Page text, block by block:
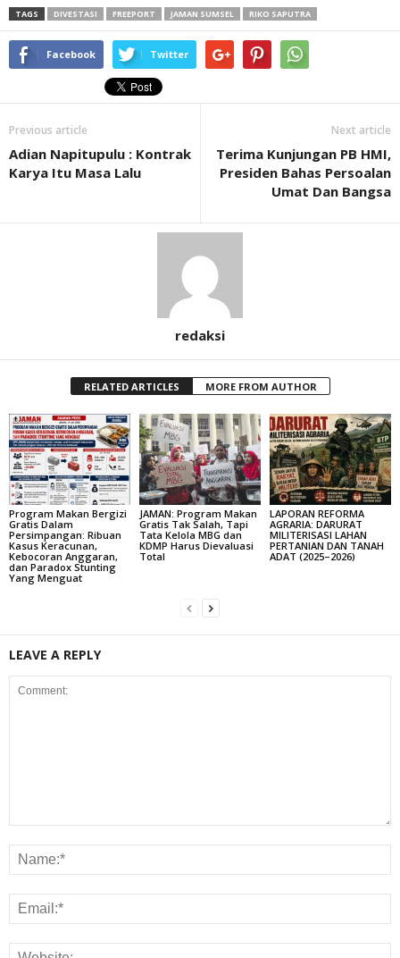
TAGS DIVESTASI FREEPORT JAMAN SUMSEL RIKO SAPUTRA
Facebook Twitter
Previous article
Adian Napitupulu : Kontrak
Karya Itu Masa Lalu
Next article
Terima Kunjungan PB HMI,
Presiden Bahas Persoalan
Umat Dan Bangsa
redaksi
RELATED ARTICLES MORE FROM AUTHOR
Program Makan Bergizi
Gratis Dalam
Persimpangan: Ribuan
Kasus Keracunan,
Kebocoran Anggaran,
dan Paradox Stunting
Yang Menguat
JAMAN: Program Makan
Gratis Tak Salah, Tapi
Tata Kelola MBG dan
KDMP Harus Dievaluasi
Total
LAPORAN REFORMA
AGRARIA: DARURAT
MILITERISASI LAHAN
PERTANIAN DAN TANAH
ADAT (2025–2026)
LEAVE A REPLY